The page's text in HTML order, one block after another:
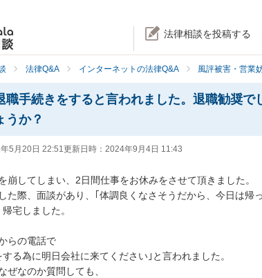
法律相談を投稿する
法律Q&A インターネットの法律Q&A 風評被害・営業
職手続きをすると言われました。退職勧奨で
うか？
5月20日 22:51更新日時： 2024年9月4日 11:43
崩してしまい、2日間仕事をお休みをさせて頂きました。
た際、面談があり、｢体調良くなさそうだから、今日は帰
宅しました。
らの電話で
る為に明日会社に来てください｣と言われました。
ぜなのか質問しても、